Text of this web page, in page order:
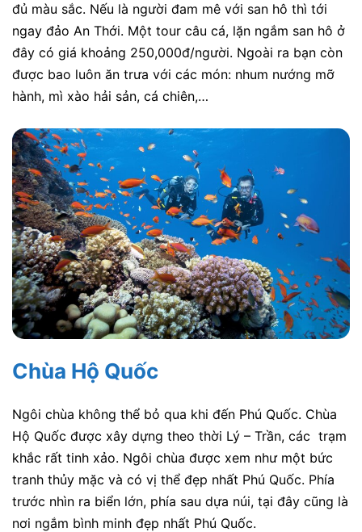
đủ màu sắc. Nếu là người đam mê với san hô thì tới
ngay đảo An Thới. Một tour câu cá, lặn ngắm san hô ở
đây có giá khoảng 250,000đ/người. Ngoài ra bạn còn
được bao luôn ăn trưa với các món: nhum nướng mỡ
hành, mì xào hải sản, cá chiên,…
Chùa Hộ Quốc
Ngôi chùa không thể bỏ qua khi đến Phú Quốc. Chùa
Hộ Quốc được xây dựng theo thời Lý – Trần, các trạm
khắc rất tinh xảo. Ngôi chùa được xem như một bức
tranh thủy mặc và có vị thể đẹp nhất Phú Quốc. Phía
trước nhìn ra biển lớn, phía sau dựa núi, tại đây cũng là
nơi ngắm bình minh đẹp nhất Phú Quốc.